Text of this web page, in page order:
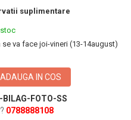
suplimentare
se va face joi-vineri (13-14august)
ADAUGA IN COS
BILAG-FOTO-SS
0788888108